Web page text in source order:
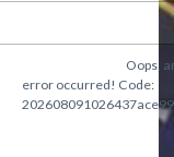
Oops,
error occurred! Code: